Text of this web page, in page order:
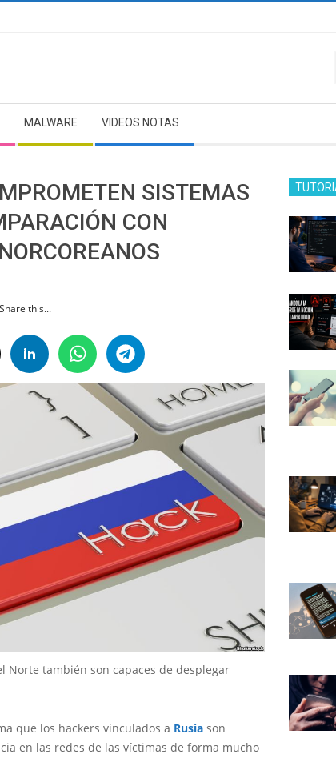
MALWARE VIDEOS NOTAS
SISTEMAS
CON
Share this...
Norte también son capaces de desplegar
que los hackers vinculados a Rusia son
en las redes de las víctimas de forma mucho